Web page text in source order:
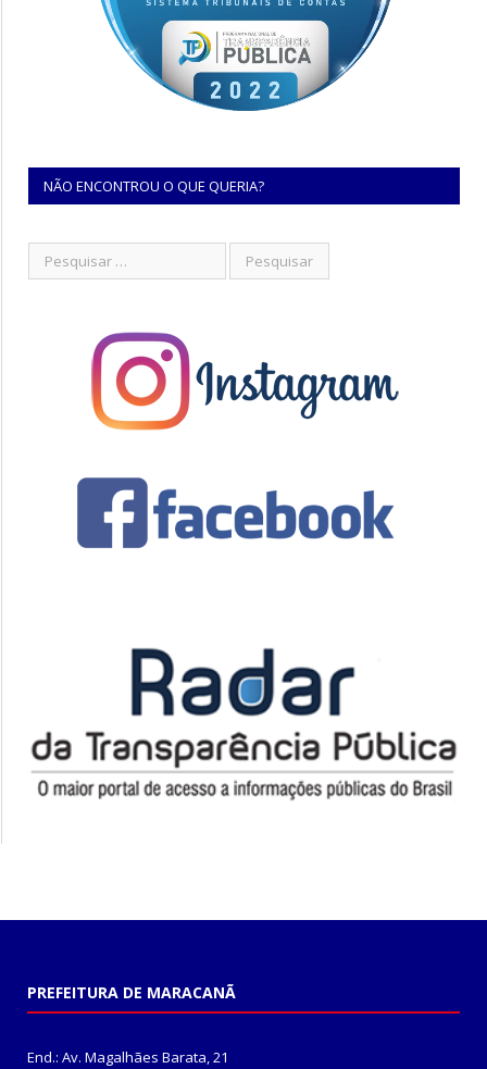
NÃO ENCONTROU O QUE QUERIA?
PREFEITURA DE MARACANÃ
End.: Av. Magalhães Barata, 21